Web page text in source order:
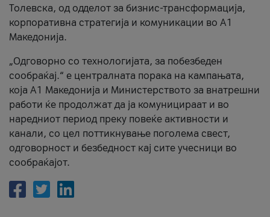
Толевска, од одделот за бизнис-трансформација,
корпоративна стратегија и комуникации во А1
Македонија.
„Одговорно со технологијата, за побезбеден
сообраќај.“ е централната порака на кампањата,
која A1 Македонија и Министерството за внатрешни
работи ќе продолжат да ја комуницираат и во
наредниот период преку повеќе активности и
канали, со цел поттикнување поголема свест,
одговорност и безбедност кај сите учесници во
сообраќајот.